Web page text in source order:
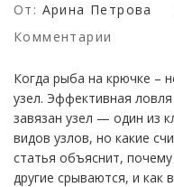
От: Арина Петрова
Комментарии
Когда рыба на крючке –
узел. Эффективная
завязан узел — один из
видов узлов, но какие
статья объяснит,
другие срываются, и как